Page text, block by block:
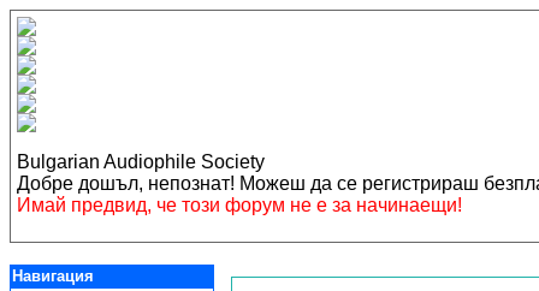
Bulgarian Audiophile Society
Добре дошъл, непознат! Можеш да се регистрираш
Имай предвид, че този форум не е за начинаещи!
Навигация